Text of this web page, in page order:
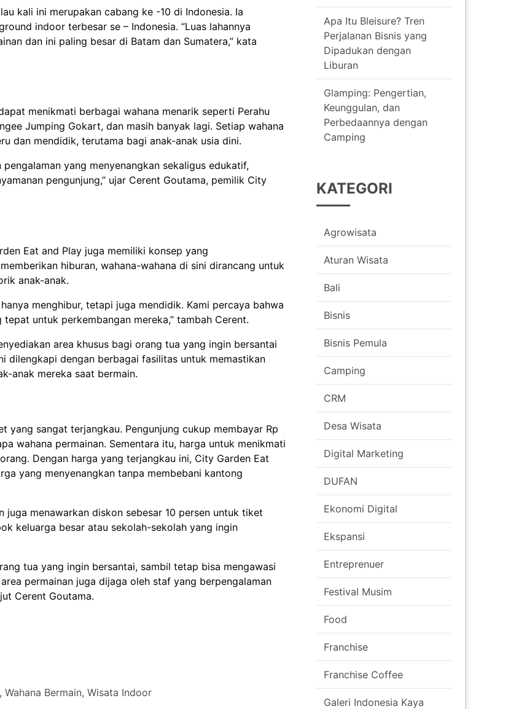
kali ini merupakan cabang ke -10 di Indonesia. Ia
indoor terbesar se – Indonesia. “Luas lahannya
dan ini paling besar di Batam dan Sumatera,” kata
menikmati berbagai wahana menarik seperti Perahu
Jumping Gokart, dan masih banyak lagi. Setiap wahana
dan mendidik, terutama bagi anak-anak usia dini.
yang menyenangkan sekaligus edukatif,
pengunjung,” ujar Cerent Goutama, pemilik City
Eat and Play juga memiliki konsep yang
hiburan, wahana-wahana di sini dirancang untuk
anak-anak.
menghibur, tetapi juga mendidik. Kami percaya bahwa
untuk perkembangan mereka,” tambah Cerent.
area khusus bagi orang tua yang ingin bersantai
dilengkapi dengan berbagai fasilitas untuk memastikan
anak mereka saat bermain.
yang sangat terjangkau. Pengunjung cukup membayar Rp
wahana permainan. Sementara itu, harga untuk menikmati
Dengan harga yang terjangkau ini, City Garden Eat
yang menyenangkan tanpa membebani kantong
menawarkan diskon sebesar 10 persen untuk tiket
keluarga besar atau sekolah-sekolah yang ingin
tua yang ingin bersantai, sambil tetap bisa mengawasi
permainan juga dijaga oleh staf yang berpengalaman
Cerent Goutama.
, Wahana Bermain, Wisata Indoor
Apa Itu Bleisure? Tren
Perjalanan Bisnis yang
Dipadukan dengan
Liburan
Glamping: Pengertian,
Keunggulan, dan
Perbedaannya dengan
Camping
KATEGORI
Agrowisata
Aturan Wisata
Bali
Bisnis
Bisnis Pemula
Camping
CRM
Desa Wisata
Digital Marketing
DUFAN
Ekonomi Digital
Ekspansi
Entreprenuer
Festival Musim
Food
Franchise
Franchise Coffee
Galeri Indonesia Kaya